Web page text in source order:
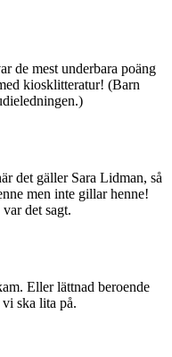
de mest underbara poäng
kiosklitteratur! (Barn
det gäller Sara Lidman, så
men inte gillar henne!
det sagt.
Eller lättnad beroende
ska lita på.